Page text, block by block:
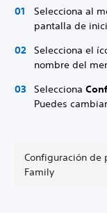
Selecciona al
pantalla de
Selecciona el
nombre del
Selecciona
Puedes
Configuración de
Family